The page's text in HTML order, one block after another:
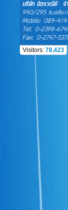
บริษัท ฉัตรวณีย์ จ
940/295 ซ.เชลียง
Mobile: 089-
Tel: 0-2398-
Fax: 0-2747-
Visitors: 78,423